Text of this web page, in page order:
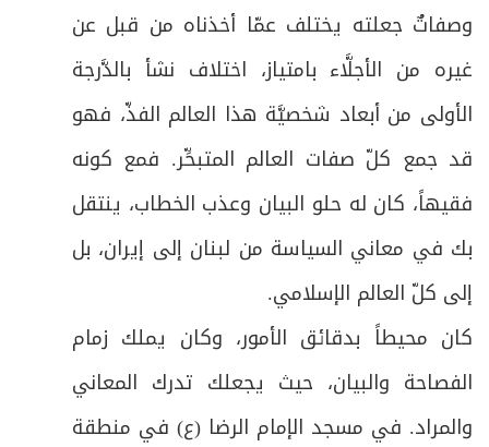
وصفاتٌ جعلته يختلف عمّا أخذناه من قبل عن
غيره من الأجلَّاء بامتياز، اختلاف نشأ بالدَّرجة
الأولى من أبعاد شخصيَّة هذا العالم الفذّ، فهو
قد جمع كلّ صفات العالم المتبحِّر. فمع كونه
فقيهاً، كان له حلو البيان وعذب الخطاب، ينتقل
بك في معاني السياسة من لبنان إلى إيران، بل
إلى كلّ العالم الإسلامي.
كان محيطاً بدقائق الأمور، وكان يملك زمام
الفصاحة والبيان، حيث يجعلك تدرك المعاني
والمراد. في مسجد الإمام الرضا (ع) في منطقة